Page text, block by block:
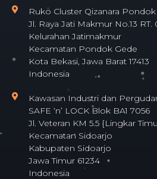
Ruko Cluster Qizanara
Jl. Raya Jati Makmur No.13 RT.
Kelurahan Jatimakmur
Kecamatan Pondok Gede
Kota Bekasi, Jawa Barat 17413
Indonesia
Kawasan Industri dan
SAFE ‘n’ LOCK Blok BA1 7056
Jl. Veteran KM 5.5 {Lingkar
Kecamatan Sidoarjo
Kabupaten Sidoarjo
Jawa Timur 61234
Indonesia